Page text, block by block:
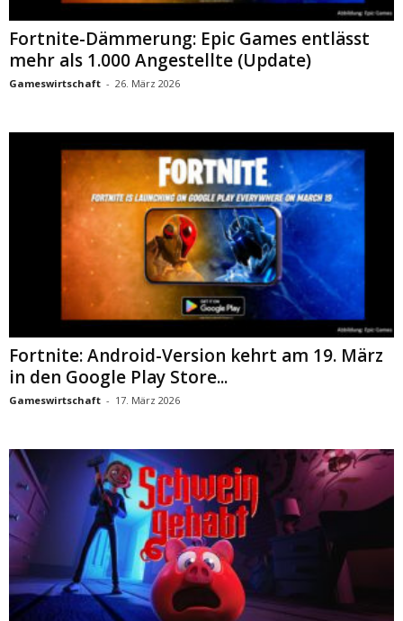
Fortnite-Dämmerung: Epic Games entlässt
mehr als 1.000 Angestellte (Update)
Gameswirtschaft - 26. März 2026
Fortnite: Android-Version kehrt am 19. März
in den Google Play Store...
Gameswirtschaft - 17. März 2026